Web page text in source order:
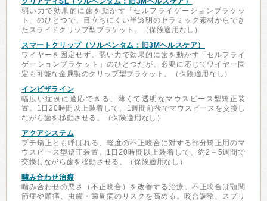
弱い力で効果的に歯を動かす「セルフライゲーションブラケッ
ト」のひとつで、目立ちにくい半透明のセラミック素材からでき
たスライドクリップ型ブラケット。（保険適用なし）
スマートクリップ（ソルベンタム：旧3Mヘルスケア）
ワイヤーを固定せず、弱い力で効果的に歯を動かす「セルフライ
ゲーションブラケット」のひとつだが、必要に応じてワイヤー固
定も可能な金属製のクリップ型ブラケット。（保険適用なし）
インビザライン
幅広い症例に適応できる、薄くて透明なマウスピース型矯正装
置。1日20時間以上装着して、1週間前後でマウスピースを交換し
ながら歯を移動させる。（保険適用なし）
アクアシステム
プチ矯正とも呼ばれる、軽度の不正咬合に対する部分矯正用のマ
ウスピース型矯正装置。1日20時間以上装着して、約2～5週間で
交換しながら歯を移動させる。（保険適用なし）
噛み合わせ治療
噛み合わせの悪さ（不正咬合）を改善する治療。不正咬合は顎関
節症や頭痛、虫歯・歯周病のリスクを高める。咬合調整、スプリ